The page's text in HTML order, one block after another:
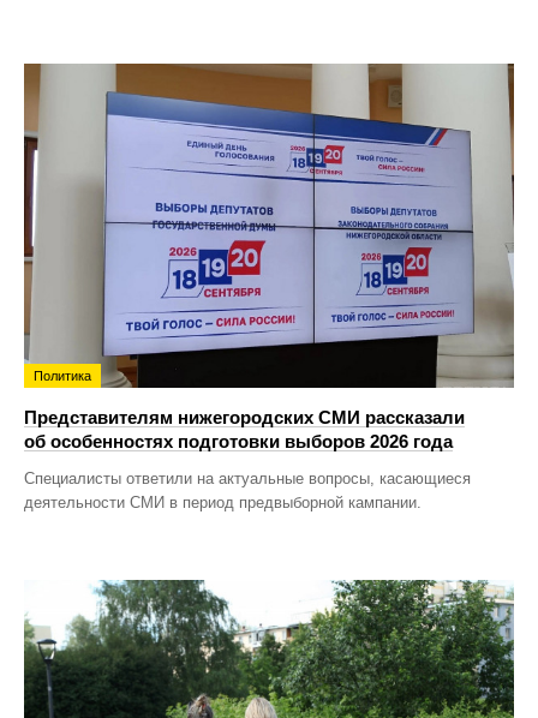
Политика
Представителям нижегородских СМИ рассказали
об особенностях подготовки выборов 2026 года
Специалисты ответили на актуальные вопросы, касающиеся
деятельности СМИ в период предвыборной кампании.